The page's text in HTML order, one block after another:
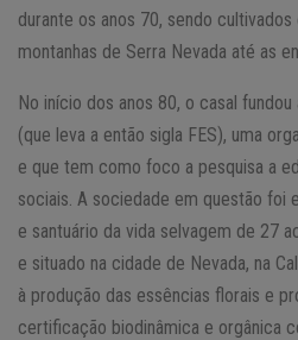
durante os anos 70, sendo
montanhas de Serra Nevada até as
No início dos anos 80, o casal
(que leva a então sigla FES), uma
e que tem como foco a pesquisa a
sociais. A sociedade em questão foi
e santuário da vida selvagem de 27
e situado na cidade de Nevada, na
à produção das essências florais e
certificação biodinâmica e orgânica